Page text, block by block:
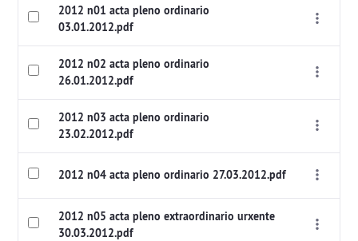
2012 n01 acta pleno ordinario
03.01.2012.pdf
2012 n02 acta pleno ordinario
26.01.2012.pdf
2012 n03 acta pleno ordinario
23.02.2012.pdf
2012 n04 acta pleno ordinario 27.03.2012.pdf
2012 n05 acta pleno extraordinario urxente
30.03.2012.pdf